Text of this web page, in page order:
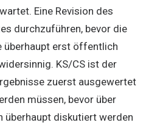
Eine Revision des
durchzuführen, bevor die
überhaupt erst öffentlich
KS/CS ist der
zuerst ausgewertet
müssen, bevor über
überhaupt diskutiert werden